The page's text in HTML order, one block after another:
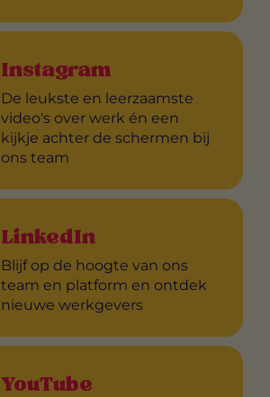
Instagram
De leukste en leerzaamste
video's over werk én een
kijkje achter de schermen bij
ons team
LinkedIn
Blijf op de hoogte van ons
team en platform en ontdek
nieuwe werkgevers
YouTube